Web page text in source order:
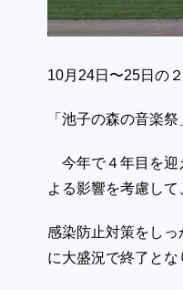
10月 24日〜25日の
「池子の森の音楽
今年で４年目を迎
よる影響を考慮して
感染防止対策をし
に大盛況で終了とな